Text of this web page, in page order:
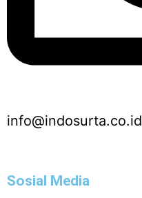
info@indosurta.co.id
Sosial Media